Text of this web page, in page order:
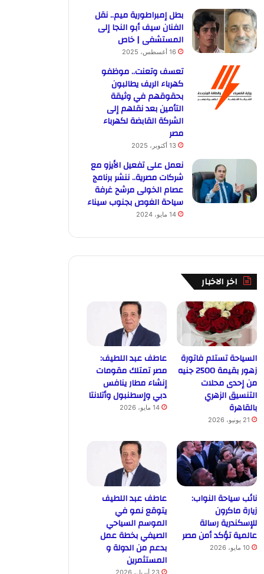
بطل إمبراطورية ميم.. نقل
الفنان سيف أبو النجا إلى
المستشفى | خاص
16 أغسطس، 2025
تعسف وتعنت.. موظفو
كهرباء الريف يطالبون
بحقوقهم في وثيقة
التأمين بعد نقلهم إلى
الشركة القابضة لكهرباء
مصر
13 أكتوبر، 2025
نعمل على تفعيل الأيزو مع
شركات مصرية.. ننشر برنامج
عصام الخولى مرشح غرفة
سياحة الغوص بجنوب سيناء
14 مايو، 2024
اخر الاخبار
السياحة تستلم فاتورة
زهور بقيمة 2500 جنيه
من إحدى محلات
التنسيق الزهري
بالقاهرة
21 يونيو، 2026
عاطف عبد اللطيف:
مصر تمتلك مقومات
إنشاء مطار ينافس
دبي وإسطنبول وأتلانتا
14 مايو، 2026
نائب سياحة النواب:
زيارة ماكرون
للإسكندرية رسالة
عالمية تؤكد أمن مصر
10 مايو، 2026
عاطف عبد اللطيف
يتوقع نمو في
الموسم السياحي
الصيفي بخطة عمل
بدعم من الدولة و
المستثمرين
23 أبريل، 2026